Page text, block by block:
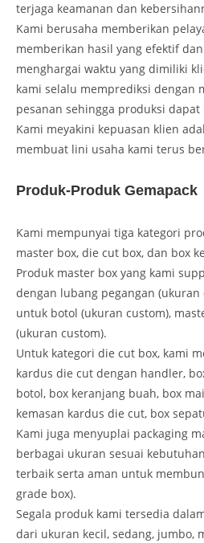
terjaga keamanan dan
Kami berusaha memberikan
memberikan hasil yang efektif
menghargai waktu yang dimiliki
kami selalu memprediksi dengan
pesanan sehingga produksi
Kami meyakini kepuasan klien
membuat lini usaha kami terus
Produk-Produk Gemapack
Kami mempunyai tiga kategori
master box, die cut box, dan box
Produk master box yang kami
dengan lubang pegangan (ukuran
untuk botol (ukuran custom),
(ukuran custom).
Untuk kategori die cut box, kami
kardus die cut dengan handler,
botol, box keranjang buah, box
kemasan kardus die cut, box
Kami juga menyuplai packaging
berbagai ukuran sesuai
terbaik serta aman untuk
grade box).
Segala produk kami tersedia
dari ukuran kecil, sedang, jumbo,